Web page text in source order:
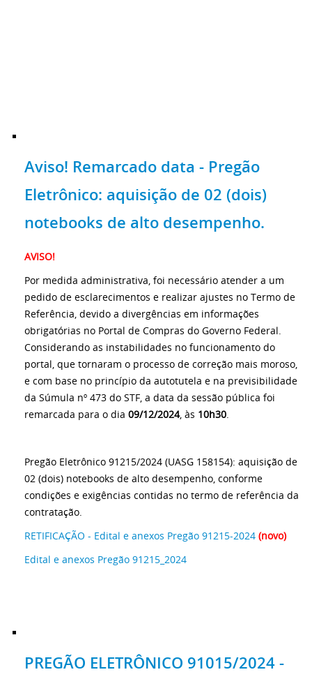
Aviso! Remarcado data - Pregão
Eletrônico: aquisição de 02 (dois)
notebooks de alto desempenho.
AVISO!
Por medida administrativa, foi necessário atender a um
pedido de esclarecimentos e realizar ajustes no Termo de
Referência, devido a divergências em informações
obrigatórias no Portal de Compras do Governo Federal.
Considerando as instabilidades no funcionamento do
portal, que tornaram o processo de correção mais moroso,
e com base no princípio da autotutela e na previsibilidade
da Súmula nº 473 do STF, a data da sessão pública foi
remarcada para o dia 09/12/2024, às 10h30.
Pregão Eletrônico 91215/2024 (UASG 158154): aquisição de
02 (dois) notebooks de alto desempenho, conforme
condições e exigências contidas no termo de referência da
contratação.
RETIFICAÇÃO - Edital e anexos Pregão 91215-2024 (novo)
Edital e anexos Pregão 91215_2024
PREGÃO ELETRÔNICO 91015/2024 -